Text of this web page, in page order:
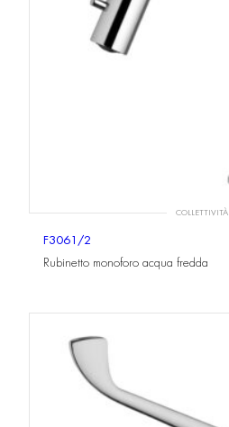
COLLETTIVITÀ
F3061/2
Rubinetto monoforo acqua fredda